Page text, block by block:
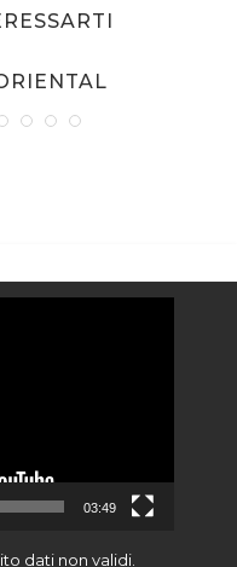
03:49
dati non validi.